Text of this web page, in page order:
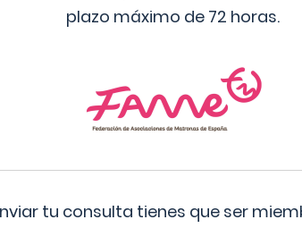
plazo máximo de 72 horas.
tu consulta tienes que ser